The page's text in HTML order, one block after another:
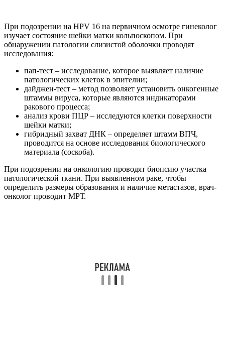
При подозрении на HPV 16 на первичном осмотре гинеколог
изучает состояние шейки матки кольпоскопом. При
обнаружении патологии слизистой оболочки проводят
исследования:
пап-тест – исследование, которое выявляет наличие
патологических клеток в эпителии;
дайджен-тест – метод позволяет установить онкогенные
штаммы вируса, которые являются индикаторами
ракового процесса;
анализ крови ПЦР – исследуются клетки поверхности
шейки матки;
гибридный захват ДНК – определяет штамм ВПЧ,
проводится на основе исследования биологического
материала (соскоба).
При подозрении на онкологию проводят биопсию участка
патологической ткани. При выявленном раке, чтобы
определить размеры образования и наличие метастазов, врач-
онколог проводит МРТ.